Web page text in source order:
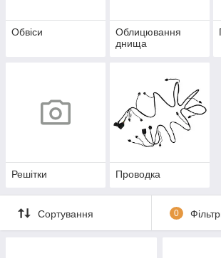
Обвіси
Облицювання
днища
Решітки Проводка
Сортування 0